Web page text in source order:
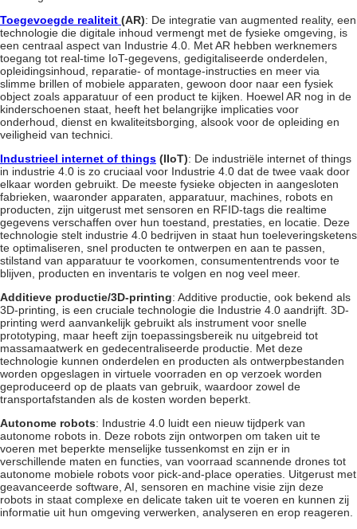
Toegevoegde realiteit (AR): De integratie van augmented reality, een
technologie die digitale inhoud vermengt met de fysieke omgeving, is
een centraal aspect van Industrie 4.0. Met AR hebben werknemers
toegang tot real-time IoT-gegevens, gedigitaliseerde onderdelen,
opleidingsinhoud, reparatie- of montage-instructies en meer via
slimme brillen of mobiele apparaten, gewoon door naar een fysiek
object zoals apparatuur of een product te kijken. Hoewel AR nog in de
kinderschoenen staat, heeft het belangrijke implicaties voor
onderhoud, dienst en kwaliteitsborging, alsook voor de opleiding en
veiligheid van technici.
Industrieel internet of things (IIoT): De industriële internet of things
in industrie 4.0 is zo cruciaal voor Industrie 4.0 dat de twee vaak door
elkaar worden gebruikt. De meeste fysieke objecten in aangesloten
fabrieken, waaronder apparaten, apparatuur, machines, robots en
producten, zijn uitgerust met sensoren en RFID-tags die realtime
gegevens verschaffen over hun toestand, prestaties, en locatie. Deze
technologie stelt industrie 4.0 bedrijven in staat hun toeleveringsketens
te optimaliseren, snel producten te ontwerpen en aan te passen,
stilstand van apparatuur te voorkomen, consumententrends voor te
blijven, producten en inventaris te volgen en nog veel meer.
Additieve productie/3D-printing: Additive productie, ook bekend als
3D-printing, is een cruciale technologie die Industrie 4.0 aandrijft. 3D-
printing werd aanvankelijk gebruikt als instrument voor snelle
prototyping, maar heeft zijn toepassingsbereik nu uitgebreid tot
massamaatwerk en gedecentraliseerde productie. Met deze
technologie kunnen onderdelen en producten als ontwerpbestanden
worden opgeslagen in virtuele voorraden en op verzoek worden
geproduceerd op de plaats van gebruik, waardoor zowel de
transportafstanden als de kosten worden beperkt.
Autonome robots: Industrie 4.0 luidt een nieuw tijdperk van
autonome robots in. Deze robots zijn ontworpen om taken uit te
voeren met beperkte menselijke tussenkomst en zijn er in
verschillende maten en functies, van voorraad scannende drones tot
autonome mobiele robots voor pick-and-place operaties. Uitgerust met
geavanceerde software, AI, sensoren en machine visie zijn deze
robots in staat complexe en delicate taken uit te voeren en kunnen zij
informatie uit hun omgeving verwerken, analyseren en erop reageren.